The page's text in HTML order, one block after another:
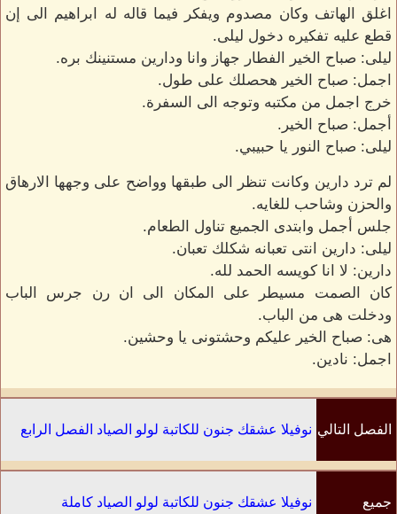
اغلق الهاتف وكان مصدوم ويفكر فيما قاله له ابراهيم الى إن
قطع عليه تفكيره دخول ليلى.
ليلى: صباح الخير الفطار جهاز وانا ودارين مستنينك بره.
اجمل: صباح الخير هحصلك على طول.
خرج اجمل من مكتبه وتوجه الى السفرة.
أجمل: صباح الخير.
ليلى: صباح النور يا حبيبي.
لم ترد دارين وكانت تنظر الى طبقها وواضح على وجهها الارهاق
والحزن وشاحب للغايه.
جلس أجمل وابتدى الجميع تناول الطعام.
ليلى: دارين انتى تعبانه شكلك تعبان.
دارين: لا انا كويسه الحمد لله.
كان الصمت مسيطر على المكان الى ان رن جرس الباب
ودخلت هى من الباب.
هى: صباح الخير عليكم وحشتونى يا وحشين.
اجمل: نادين.
الفصل التالي نوفيلا عشقك جنون للكاتبة لولو الصياد الفصل الرابع
جميع نوفيلا عشقك جنون للكاتبة لولو الصياد كاملة